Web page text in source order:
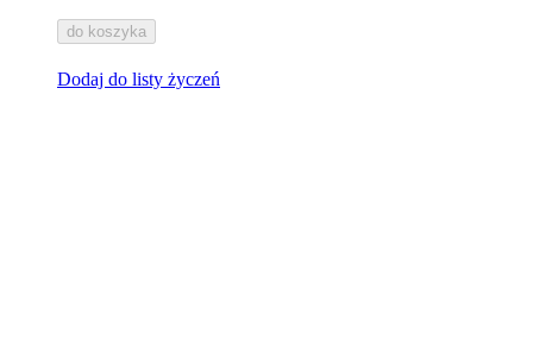
do koszyka
Dodaj do listy życzeń